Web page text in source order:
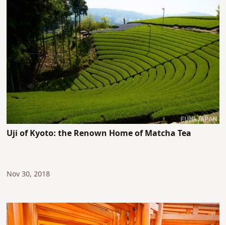
Uji of Kyoto: the Renown Home of Matcha Tea
Nov 30, 2018